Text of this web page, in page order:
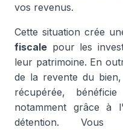
vos revenus.
Cette situation crée
fiscale pour les
leur patrimoine. En
de la revente du
récupérée,
notamment grâce à
détention. Vous